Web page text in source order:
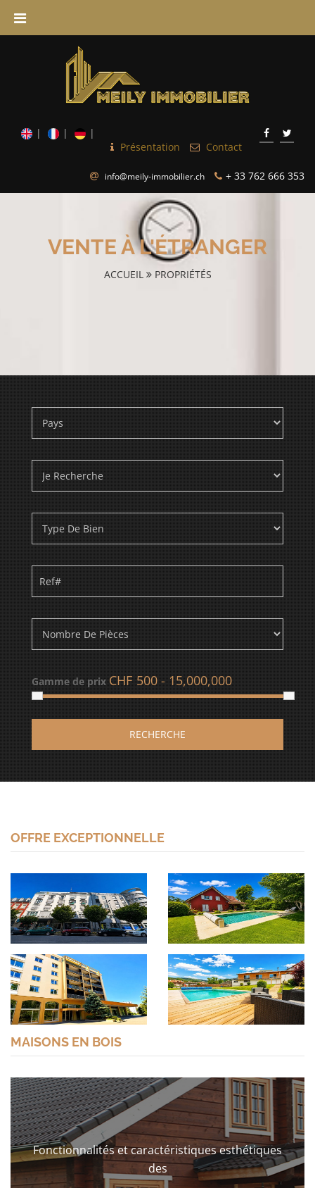
Présentation Contact
info@meily-immobilier.ch + 33 762 666 353
VENTE À L'ÉTRANGER
ACCUEIL PROPRIÉTÉS
Gamme de prix CHF
RECHERCHE
OFFRE EXCEPTIONNELLE
MAISONS EN BOIS
Fonctionnalités et caractéristiques esthétiques
des